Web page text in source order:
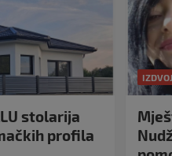
stolarija
profila